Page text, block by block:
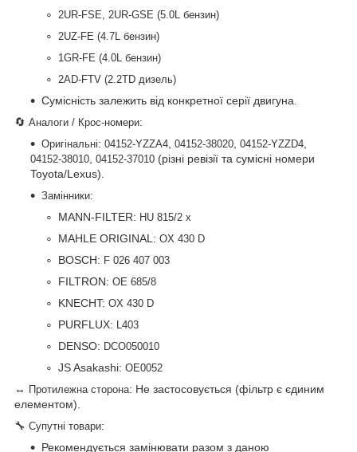
2UR-FSE, 2UR-GSE (5.0L бензин)
2UZ-FE (4.7L бензин)
1GR-FE (4.0L бензин)
2AD-FTV (2.2TD дизель)
Сумісність залежить від конкретної серії двигуна.
🔄 Аналоги / Крос-номери:
Оригінальні: 04152-YZZA4 04152-38020 04152-YZZD4
04152-38010 04152-37010 (різні ревізії та сумісні номери
Toyota/Lexus).
Замінники:
MANN-FILTER: HU 815/2 x
MAHLE ORIGINAL: OX 430 D
BOSCH: F 026 407 003
FILTRON: OE 685/8
KNECHT: OX 430 D
PURFLUX: L403
DENSO: DCO050010
JS Asakashi: OE0052
↔ Протилежна сторона: Не застосовується (фільтр є єдиним
елементом).
🔧 Супутні товари:
Рекомендується замінювати разом з даною